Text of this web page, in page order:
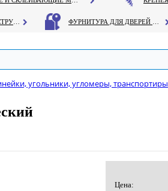
угольники, угломеры, транспортиры
Цена: